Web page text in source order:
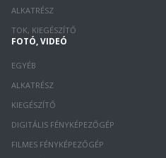
ALKATRÉSZ
TOK, KIEGÉSZÍTŐ
FOTÓ, VIDEÓ
EGYÉB
ALKATRÉSZ
KIEGÉSZÍTŐ
DIGITÁLIS FÉNYKÉPEZŐGÉP
FILMES FÉNYKÉPEZŐGÉP